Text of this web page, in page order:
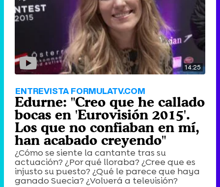
14:25
ENTREVISTA FORMULATV.COM
Edurne: "Creo que he callado
bocas en 'Eurovisión 2015'.
Los que no confiaban en mí,
han acabado creyendo"
¿Cómo se siente la cantante tras su
actuación? ¿Por qué lloraba? ¿Cree que es
injusto su puesto? ¿Qué le parece que haya
ganado Suecia? ¿Volverá a televisión?